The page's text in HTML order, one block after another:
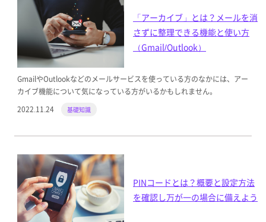
「アーカイブ」とは？メールを消
さずに整理できる機能と使い方
（Gmail/Outlook）
GmailやOutlookなどのメールサービスを使っている方のなかには、アー
カイブ機能について気になっている方がいるかもしれません。
2022.11.24
基礎知識
PINコードとは？概要と設定方法
を確認し万が一の場合に備えよう